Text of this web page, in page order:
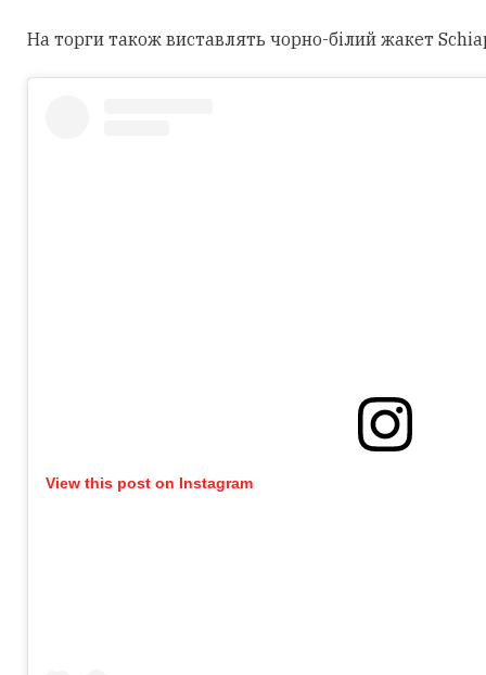
На торги також виставлять чорно-білий жакет
View this post on Instagram